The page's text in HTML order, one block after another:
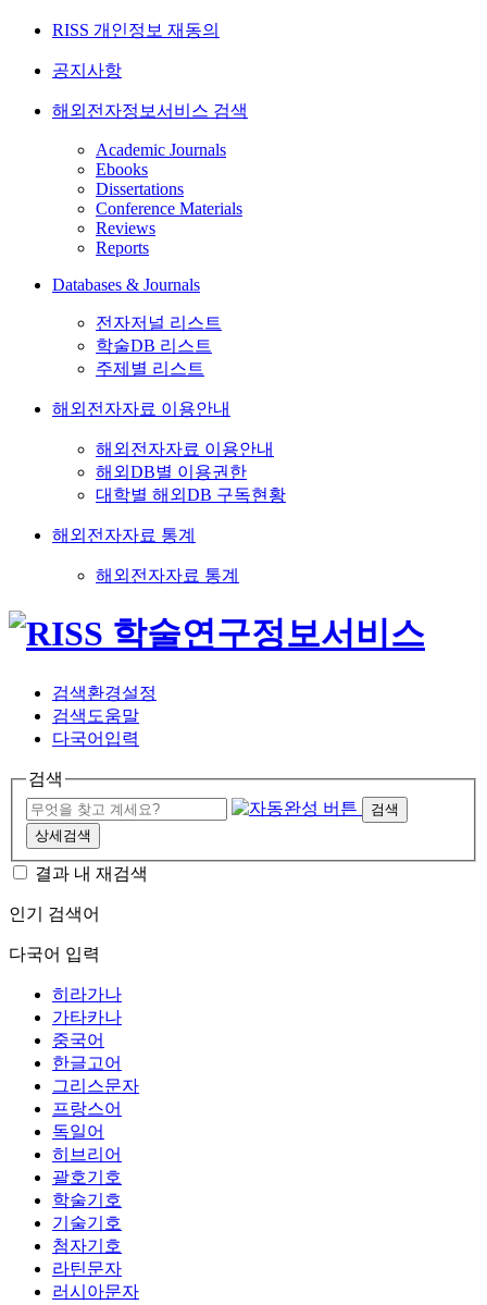
RISS 개인정보 재동의
공지사항
해외전자정보서비스 검색
Academic Journals
Ebooks
Dissertations
Conference Materials
Reviews
Reports
Databases & Journals
전자저널 리스트
학술DB 리스트
주제별 리스트
해외전자자료 이용안내
해외전자자료 이용안내
해외DB별 이용권한
대학별 해외DB 구독현황
해외전자자료 통계
해외전자자료 통계
검색환경설정
검색도움말
다국어입력
검색
검색
상세검색
결과 내 재검색
인기 검색어
다국어 입력
히라가나
가타카나
중국어
한글고어
그리스문자
프랑스어
독일어
히브리어
괄호기호
학술기호
기술기호
첨자기호
라틴문자
러시아문자